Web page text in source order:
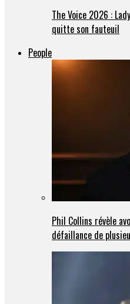
The Voice 2026 :
quitte son fauteuil
People
Phil Collins révèle
défaillance de